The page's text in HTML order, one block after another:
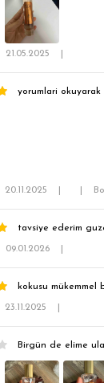
21.05.2025
yorumlari
20.11.2025
tavsiye ederim
09.01.2026
kokusu mükemmel
23.11.2025
Birgün de elime